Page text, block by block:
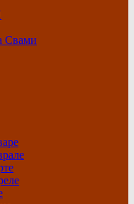
Свами